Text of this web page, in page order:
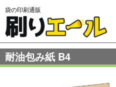
袋の印刷通販
耐油包み紙 B4